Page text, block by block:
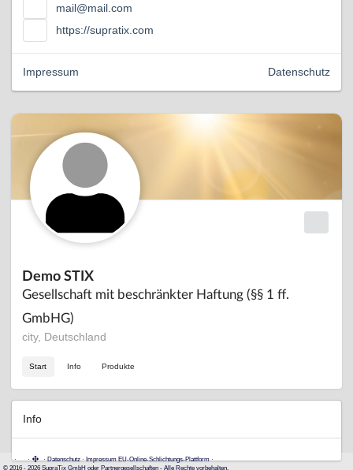
Demo STIX
Gesellschaft mit beschränkter Haftung (§§ 1 ff.
GmbHG)
city, Deutschland
Start Info Produkte
Info
mail@mail.com
https://supratix.com
Datenschutz
Impressum
· · ·Datenschutz·Impressum EU-Online-Schlichtungs-Plattform·
© 2016 - 2026 SupraTix GmbH oder Partnergesellschaften - Alle Rechte vorbehalten.